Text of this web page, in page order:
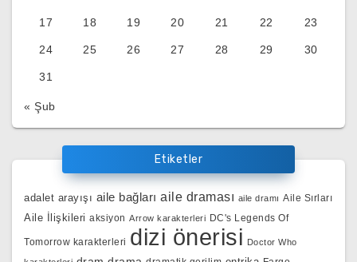
17 18 19 20 21 22 23
24 25 26 27 28 29 30
31
« Şub
Etiketler
adalet arayışı aile bağları aile draması aile dramı Aile Sırları
Aile İlişkileri aksiyon Arrow karakterleri DC's Legends Of
Tomorrow karakterleri dizi önerisi Doctor Who